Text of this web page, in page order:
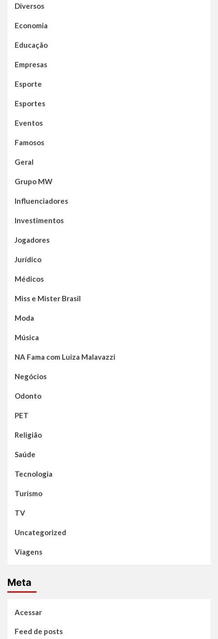
Diversos
Economia
Educação
Empresas
Esporte
Esportes
Eventos
Famosos
Geral
Grupo MW
Influenciadores
Investimentos
Jogadores
Jurídico
Médicos
Miss e Mister Brasil
Moda
Música
NA Fama com Luiza Malavazzi
Negócios
Odonto
PET
Religião
Saúde
Tecnologia
Turismo
TV
Uncategorized
Viagens
Meta
Acessar
Feed de posts